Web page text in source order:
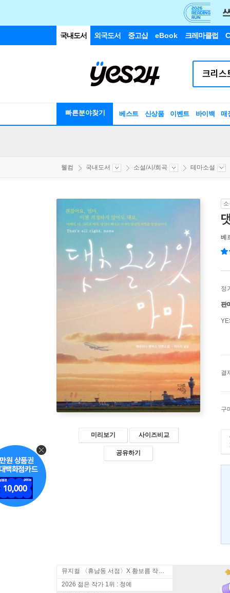
국내도서 외국도서 중고샵 eBook 크레마클럽
빠른분야찾기 베스트 신상품 이벤트 바이백 매
웰컴 국내도서 소설/시/희곡 테마소설
미리보기 사이즈비교
공유하기
베
정
판
결
구
뮤지컬 〈휴남동 서점〉X 황보름 작가 북토크
2026 젊은 작가 1위 : 청예